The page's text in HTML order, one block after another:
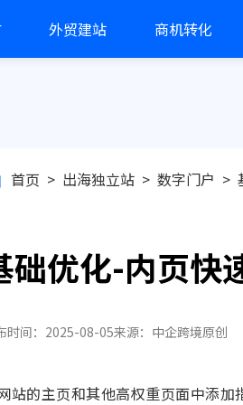
外贸建站 商机转化
首页 > 出海独立站 > 数字门户 >
础优化-内页快
时间：2025-08-05来源：中企跨境原创
站的主页和其他高权重页面中添